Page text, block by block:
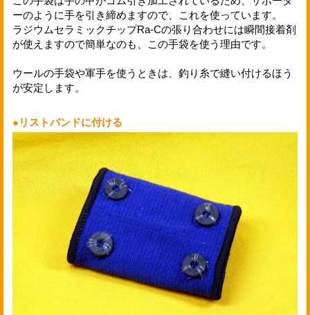
ーのように手を引き締めますので、これを使っています。
ラジウムセラミックチップRa-Cの張り合わせには瞬間接着剤
が使えますので簡単なのも、この手袋を使う理由です。
ウールの手袋や軍手を使うときは、釣り糸で縫い付けるほう
が安定します。
●リストバンドに付ける